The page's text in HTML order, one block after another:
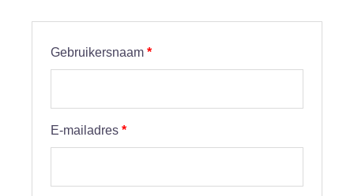
Gebruikersnaam *Vereist
E-mailadres *Vereist